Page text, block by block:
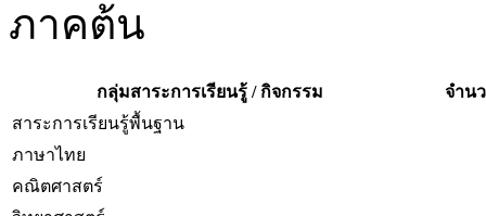
ภาคต้น
กลุ่มสาระการเรียนรู้ / กิจกรรม
จำน
สาระการเรียนรู้พื้นฐาน
ภาษาไทย
คณิตศาสตร์